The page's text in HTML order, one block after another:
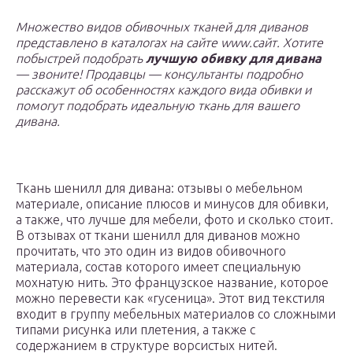
Множество видов обивочных тканей для диванов
представлено в каталогах на сайте www.сайт. Хотите
побыстрей подобратьлучшую обивку для дивана
— звоните! Продавцы — консультанты подробно
расскажут об особенностях каждого вида обивки и
помогут подобрать идеальную ткань для вашего
дивана.
Ткань шенилл для дивана: отзывы о мебельном
материале, описание плюсов и минусов для обивки,
а также, что лучше для мебели, фото и сколько стоит.
В отзывах от ткани шенилл для диванов можно
прочитать, что это один из видов обивочного
материала, состав которого имеет специальную
мохнатую нить. Это французское название, которое
можно перевести как «гусеница». Этот вид текстиля
входит в группу мебельных материалов со сложными
типами рисунка или плетения, а также с
содержанием в структуре ворсистых нитей.